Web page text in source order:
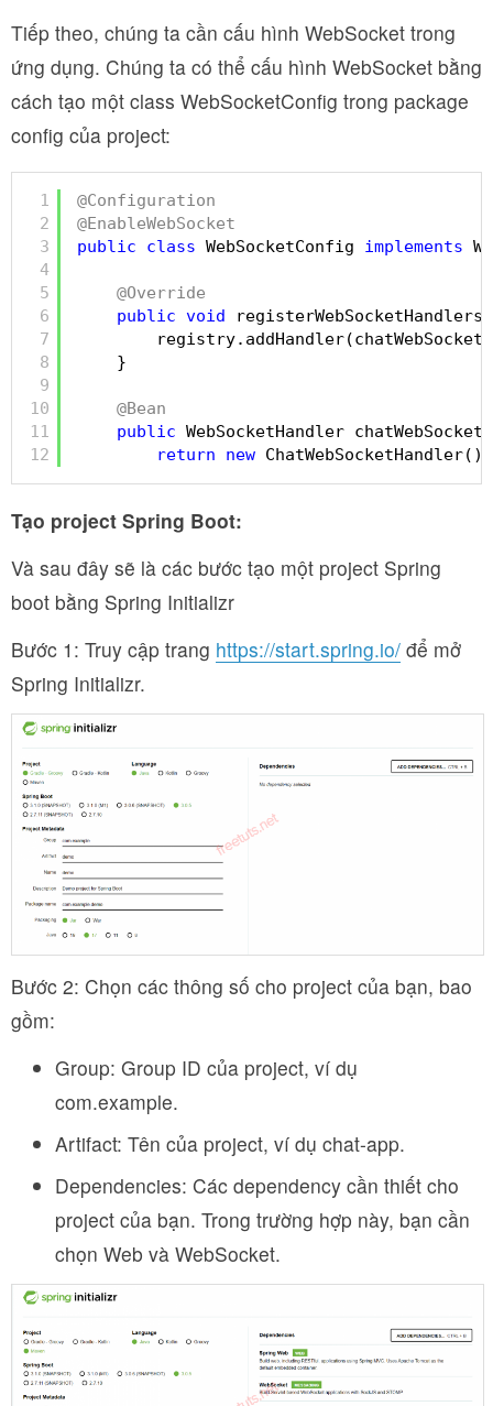
Tiếp theo, chúng ta cần cấu hình WebSocket trong
ứng dụng. Chúng ta có thể cấu hình WebSocket bằng
cách tạo một class WebSocketConfig trong package
config của project:
1
2
3
4
5
6
7
8
9
10
11
12
@Configuration
@EnableWebSocket
public
class WebSocketConfig implements
@Override
public void
}
@Bean
public WebSocketHandler
return
new ChatWebSocketHandler();
Tạo project Spring Boot:
Và sau đây sẽ là các bước tạo một project Spring
boot bằng Spring Initializr
Bước 1: Truy cập trang https://start.spring.io/ để mở
Spring Initializr.
Bước 2: Chọn các thông số cho project của bạn, bao
gồm:
Group: Group ID của project, ví dụ
com.example.
Artifact: Tên của project, ví dụ chat-app.
Dependencies: Các dependency cần thiết cho
project của bạn. Trong trường hợp này, bạn cần
chọn Web và WebSocket.